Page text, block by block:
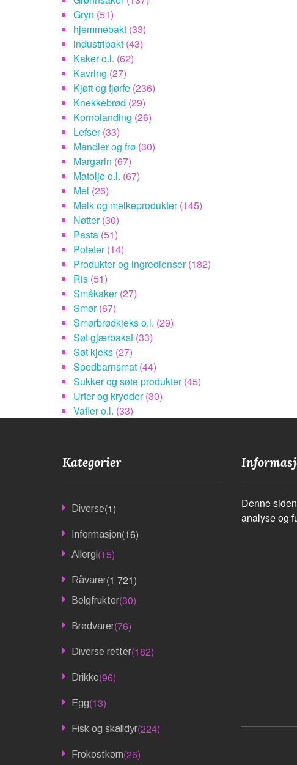
Gryn (51)
hjemmebakt (33)
industribakt (43)
Kaker o.l. (62)
Kavring (27)
Kjøtt og fjørfe (236)
Knekkebrød (29)
Kornblanding (26)
Lefser(33)
Mandler og frø (30)
Margarin (67)
Matolje o.l. (67)
Mel (26)
Melk og melkeprodukter(145)
Nøtter(30)
Pasta (51)
Poteter(14)
Produkter og ingredienser(182)
Ris (51)
Småkaker(27)
Smør(67)
Smørbrødkjeks o.l. (29)
Søt gjærbakst (33)
Søt kjeks (27)
Spedbarnsmat (44)
Sukker og søte produkter(45)
Urter og krydder(30)
Vafler o.l. (33)
Kategorier
Diverse(1)
Informasjon(16)
Allergi(15)
Råvarer(1 721)
Belgfrukter(30)
Brødvarer(76)
Diverse retter(182)
Drikke(96)
Egg(13)
Fisk og skalldyr(224)
Frokostkorn(26)
Denne
analyse og